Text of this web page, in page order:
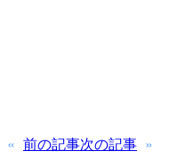
« 前の記事次の記事 »